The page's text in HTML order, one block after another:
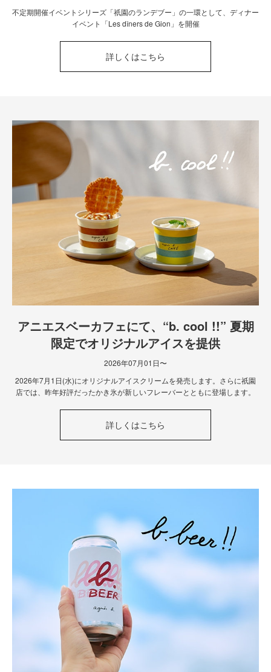
不定期開催イベントシリーズ「祇園のランデブー」の一環として、ディナー
イベント「Les dîners de Gion」を開催
詳しくはこちら
アニエスベーカフェにて、“b. cool !!” 夏期
限定でオリジナルアイスを提供
2026年07月01日〜
2026年7月1日(水)にオリジナルアイスクリームを発売します。さらに祇園
店では、昨年好評だったかき氷が新しいフレーバーとともに登場します。
詳しくはこちら